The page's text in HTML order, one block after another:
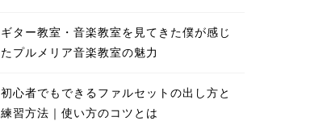
ギター教室・音楽教室を見てきた僕が感じ
たプルメリア音楽教室の魅力
初心者でもできるファルセットの出し方と
練習方法｜使い方のコツとは